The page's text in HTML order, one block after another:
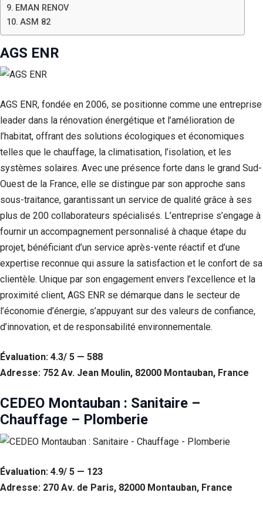
EMAN RENOV
ASM 82
AGS ENR
AGS ENR, fondée en 2006, se positionne comme une entreprise
leader dans la rénovation énergétique et l’amélioration de
l’habitat, offrant des solutions écologiques et économiques
telles que le chauffage, la climatisation, l’isolation, et les
systèmes solaires. Avec une présence forte dans le grand Sud-
Ouest de la France, elle se distingue par son approche sans
sous-traitance, garantissant un service de qualité grâce à ses
plus de 200 collaborateurs spécialisés. L’entreprise s’engage à
fournir un accompagnement personnalisé à chaque étape du
projet, bénéficiant d’un service après-vente réactif et d’une
expertise reconnue qui assure la satisfaction et le confort de sa
clientèle. Unique par son engagement envers l’excellence et la
proximité client, AGS ENR se démarque dans le secteur de
l’économie d’énergie, s’appuyant sur des valeurs de confiance,
d’innovation, et de responsabilité environnementale.
Évaluation: 4.3/ 5 — 588
Adresse: 752 Av. Jean Moulin, 82000 Montauban, France
CEDEO Montauban : Sanitaire –
Chauffage – Plomberie
Évaluation: 4.9/ 5 — 123
Adresse: 270 Av. de Paris, 82000 Montauban, France